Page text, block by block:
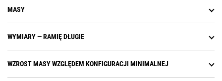
MASY
WYMIARY — RAMIĘ DŁUGIE
WZROST MASY WZGLĘDEM KONFIGURACJI MINIMALNEJ